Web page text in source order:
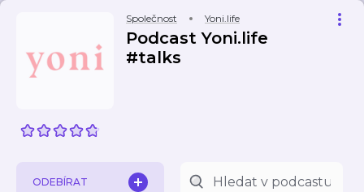
Společnost Yoni.life
Podcast Yoni.life
#talks
ODEBÍRAT